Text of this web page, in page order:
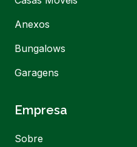
Anexos
Bungalows
Garagens
Empresa
Sobre